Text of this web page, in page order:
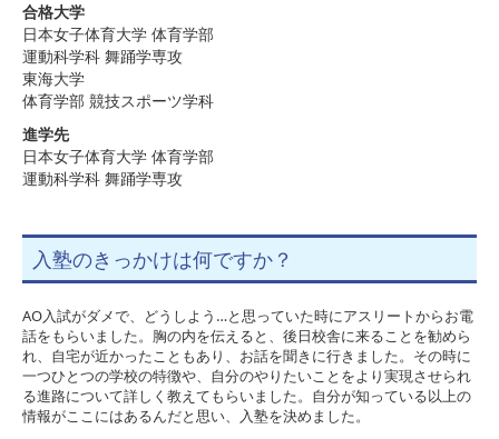
合格大学
日本女子体育大学 体育学部
運動科学科 舞踊学専攻
東海大学
体育学部 競技スポーツ学科
進学先
日本女子体育大学 体育学部
運動科学科 舞踊学専攻
入塾のきっかけは何ですか？
AO入試がダメで、どうしよう…と思っていた時にアスリートからお電
話をもらいました。胸の内を伝えると、後日校舎に来ることを勧めら
れ、自宅が近かったこともあり、お話を聞きに行きました。その時に
一つひとつの学校の特徴や、自分のやりたいことをより実現させられ
る進路について詳しく教えてもらいました。自分が知っている以上の
情報がここにはあるんだと思い、入塾を決めました。